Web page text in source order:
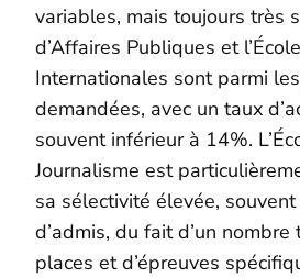
variables, mais toujours très
d’Affaires Publiques et
Internationales sont parmi
demandées, avec un taux
souvent inférieur à 14%.
Journalisme est
sa sélectivité élevée,
d’admis, du fait d’un
places et d’épreuves